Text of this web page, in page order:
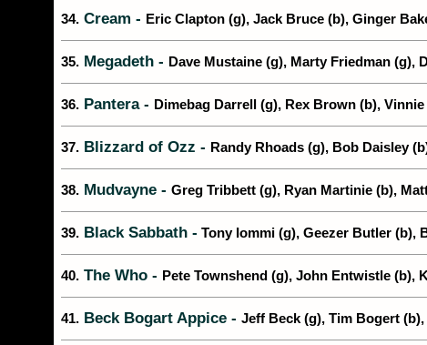
34. Cream - Eric Clapton (g), Jack Bruce (b), Ginger
35. Megadeth - Dave Mustaine (g), Marty Friedman (g),
36. Pantera - Dimebag Darrell (g), Rex Brown (b),
37. Blizzard of Ozz - Randy Rhoads (g), Bob Daisley
38. Mudvayne - Greg Tribbett (g), Ryan Martinie (b),
39. Black Sabbath - Tony Iommi (g), Geezer Butler (b),
40. The Who - Pete Townshend (g), John Entwistle (b),
41. Beck Bogart Appice - Jeff Beck (g), Tim Bogert